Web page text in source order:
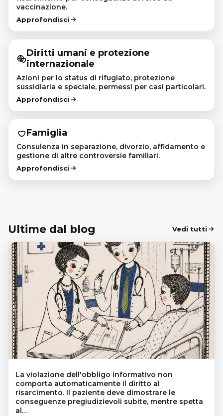
vaccinazione.
Approfondisci
Diritti umani e protezione
internazionale
Azioni per lo status di rifugiato, protezione
sussidiaria e speciale, permessi per casi particolari.
Approfondisci
Famiglia
Consulenza in separazione, divorzio, affidamento e
gestione di altre controversie familiari.
Approfondisci
Ultime dal blog Vedi tutti
La violazione dell'obbligo informativo non
comporta automaticamente il diritto al
risarcimento. Il paziente deve dimostrare le
conseguenze pregiudizievoli subite, mentre spetta
al…